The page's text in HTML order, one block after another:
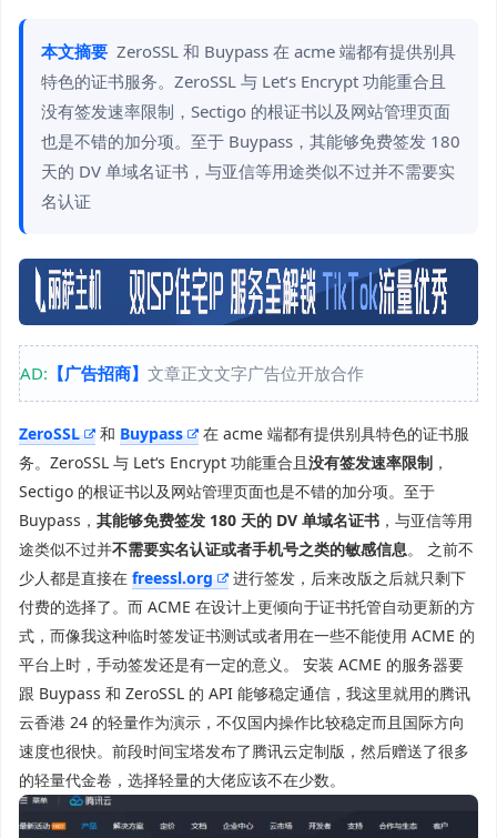
本文摘要 ZeroSSL 和 Buypass 在 acme 端都有提供别具
特色的证书服务。ZeroSSL 与 Let‘s Encrypt 功能重合且
没有签发速率限制，Sectigo 的根证书以及网站管理页面
也是不错的加分项。至于 Buypass，其能够免费签发 180
天的 DV 单域名证书，与亚信等用途类似不过并不需要实
名认证
AD: 【广告招商】 文章正文文字广告位开放合作
ZeroSSL 和 Buypass
在 acme 端都有提供别具特色的证书服
务。ZeroSSL 与 Let‘s Encrypt 功能重合且没有签发速率限制 ，
Sectigo 的根证书以及网站管理页面也是不错的加分项。至于
Buypass， 其能够免费签发 180 天的 DV 单域名证书 ，与亚信等用
途类似不过并不需要实名认证或者手机号之类的敏感信息。 之前不
少人都是直接在 freessl.org
进行签发，后来改版之后就只剩下
付费的选择了。而 ACME 在设计上更倾向于证书托管自动更新的方
式，而像我这种临时签发证书测试或者用在一些不能使用 ACME 的
平台上时，手动签发还是有一定的意义。 安装 ACME 的服务器要
跟 Buypass 和 ZeroSSL 的 API 能够稳定通信，我这里就用的腾讯
云香港 24 的轻量作为演示，不仅国内操作比较稳定而且国际方向
速度也很快。前段时间宝塔发布了腾讯云定制版，然后赠送了很多
的轻量代金卷，选择轻量的大佬应该不在少数。